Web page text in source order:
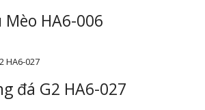
HA6-006
đá G2 HA6-027